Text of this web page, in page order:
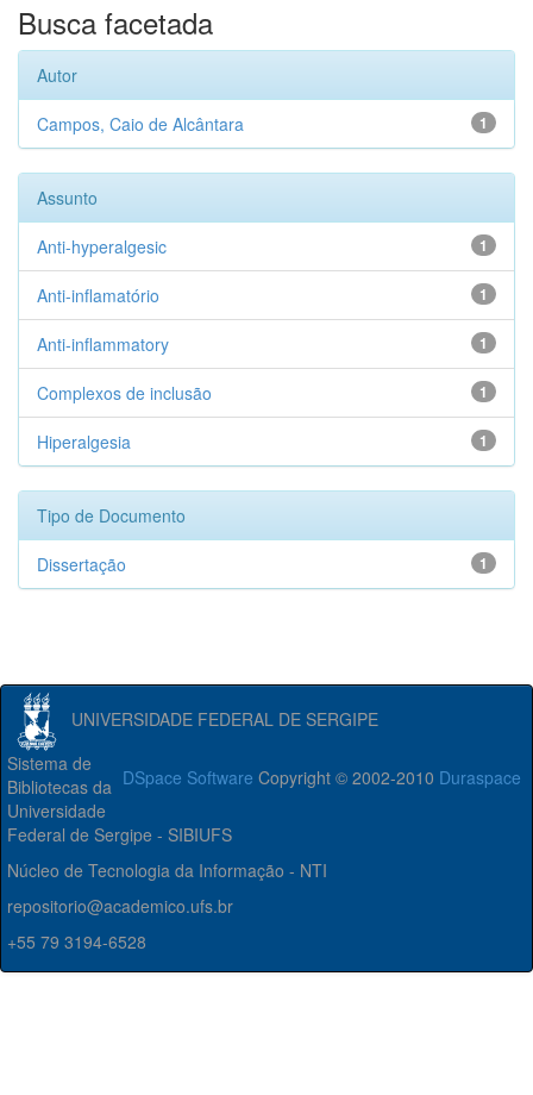
Busca facetada
Autor
1
Campos, Caio de Alcântara
Assunto
1
Anti-hyperalgesic
1
Anti-inflamatório
1
Anti-inflammatory
1
Complexos de inclusão
1
Hiperalgesia
Tipo de Documento
1
Dissertação
UNIVERSIDADE FEDERAL DE SERGIPE
DSpace Software Copyright © 2002-2010 Duraspace
Sistema de
Bibliotecas da
Universidade
Federal de Sergipe - SIBIUFS
Núcleo de Tecnologia da Informação - NTI
repositorio@academico.ufs.br
+55 79 3194-6528